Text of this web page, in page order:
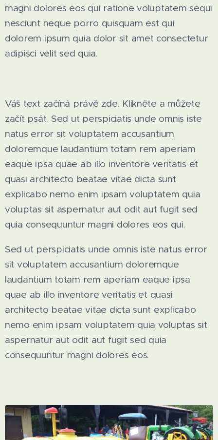
magni dolores eos qui ratione voluptatem sequi
nesciunt neque porro quisquam est qui
dolorem ipsum quia dolor sit amet consectetur
adipisci velit sed quia.
Váš text začíná právě zde. Klikněte a můžete
začít psát. Sed ut perspiciatis unde omnis iste
natus error sit voluptatem accusantium
doloremque laudantium totam rem aperiam
eaque ipsa quae ab illo inventore veritatis et
quasi architecto beatae vitae dicta sunt
explicabo nemo enim ipsam voluptatem quia
voluptas sit aspernatur aut odit aut fugit sed
quia consequuntur magni dolores eos qui.
Sed ut perspiciatis unde omnis iste natus error
sit voluptatem accusantium doloremque
laudantium totam rem aperiam eaque ipsa
quae ab illo inventore veritatis et quasi
architecto beatae vitae dicta sunt explicabo
nemo enim ipsam voluptatem quia voluptas sit
aspernatur aut odit aut fugit sed quia
consequuntur magni dolores eos.